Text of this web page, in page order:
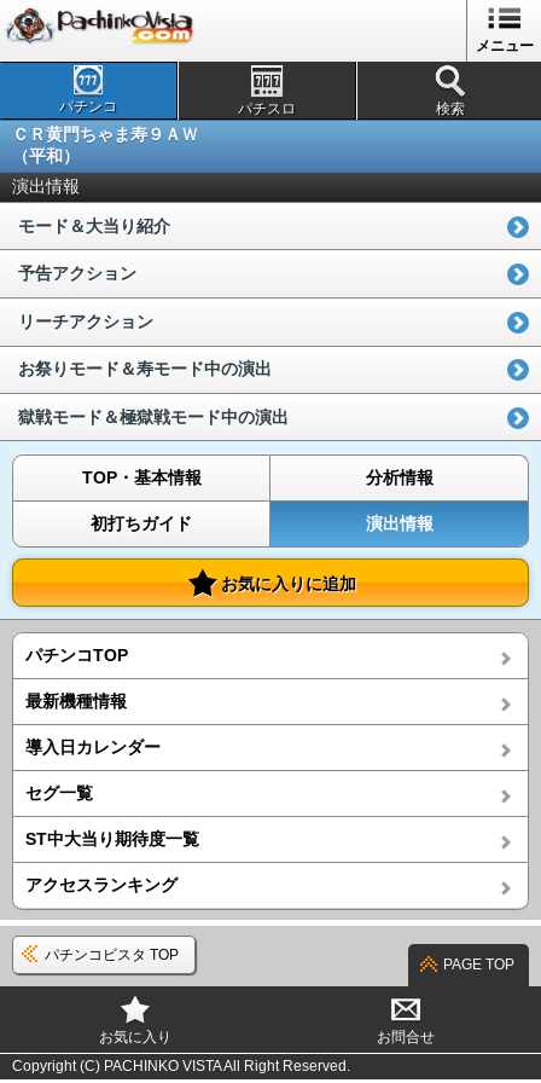
メニュー
パチンコ パチスロ 検索
ＣＲ黄門ちゃま寿９ＡＷ
（平和）
演出情報
モード＆大当り紹介
予告アクション
リーチアクション
お祭りモード＆寿モード中の演出
獄戦モード＆極獄戦モード中の演出
TOP・基本情報 分析情報
初打ちガイド 演出情報
お気に入りに追加
パチンコTOP
最新機種情報
導入日カレンダー
セグ一覧
ST中大当り期待度一覧
アクセスランキング
パチンコビスタ TOP
PAGE TOP
お気に入り
お問合せ
Copyright (C) PACHINKO VISTA All Right Reserved.